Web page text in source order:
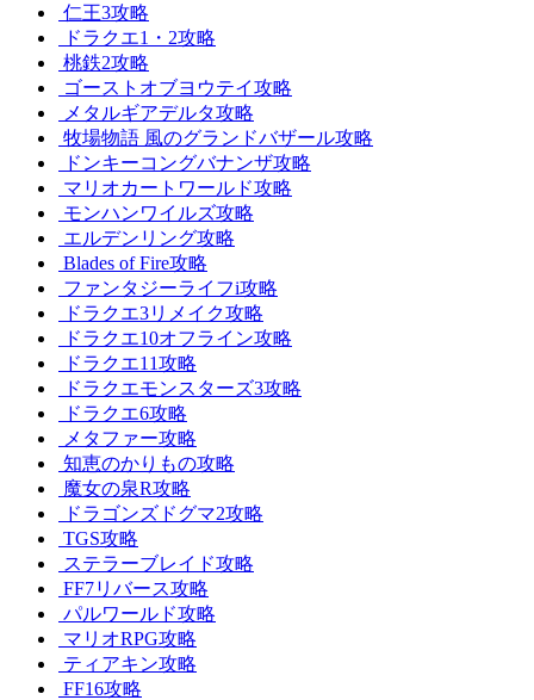
仁王3攻略
ドラクエ1・2攻略
桃鉄2攻略
ゴーストオブヨウテイ攻略
メタルギアデルタ攻略
牧場物語 風のグランドバザール攻略
ドンキーコングバナンザ攻略
マリオカートワールド攻略
モンハンワイルズ攻略
エルデンリング攻略
Blades of Fire攻略
ファンタジーライフi攻略
ドラクエ3リメイク攻略
ドラクエ10オフライン攻略
ドラクエ11攻略
ドラクエモンスターズ3攻略
ドラクエ6攻略
メタファー攻略
知恵のかりもの攻略
魔女の泉R攻略
ドラゴンズドグマ2攻略
TGS攻略
ステラーブレイド攻略
FF7リバース攻略
パルワールド攻略
マリオRPG攻略
ティアキン攻略
FF16攻略